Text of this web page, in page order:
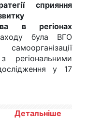
сприяння
в регіонах
була ВГО
регіональними
у 17
Детальніше